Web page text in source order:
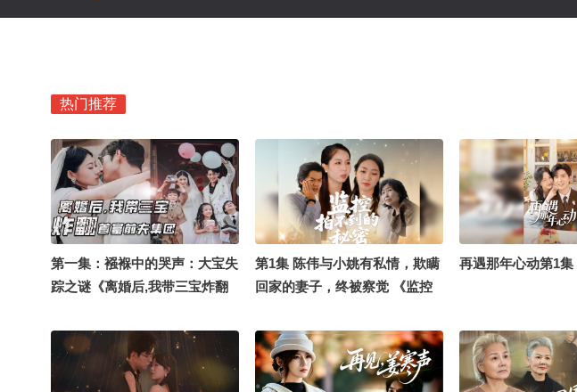
热门推荐
第一集：襁褓中的哭声：大宝失
踪之谜《离婚后,我带三宝炸翻
第1集 陈伟与小姚有私情，欺瞒
回家的妻子，终被察觉 《监控
再遇那年心动第1集